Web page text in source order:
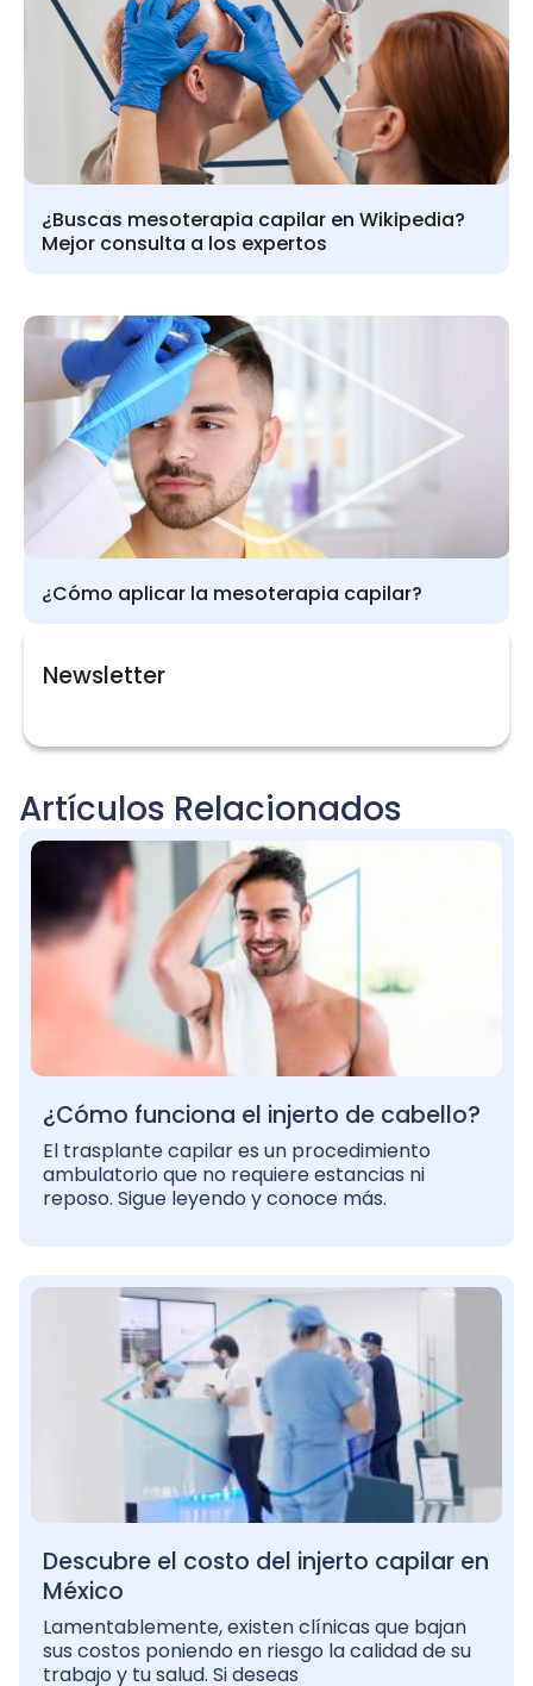
¿Buscas mesoterapia capilar en Wikipedia?
Mejor consulta a los expertos
¿Cómo aplicar la mesoterapia capilar?
Newsletter
Artículos Relacionados
¿Cómo funciona el injerto de cabello?
El trasplante capilar es un procedimiento
ambulatorio que no requiere estancias ni
reposo. Sigue leyendo y conoce más.
Descubre el costo del injerto capilar en
México
Lamentablemente, existen clínicas que bajan
sus costos poniendo en riesgo la calidad de su
trabajo y tu salud. Si deseas